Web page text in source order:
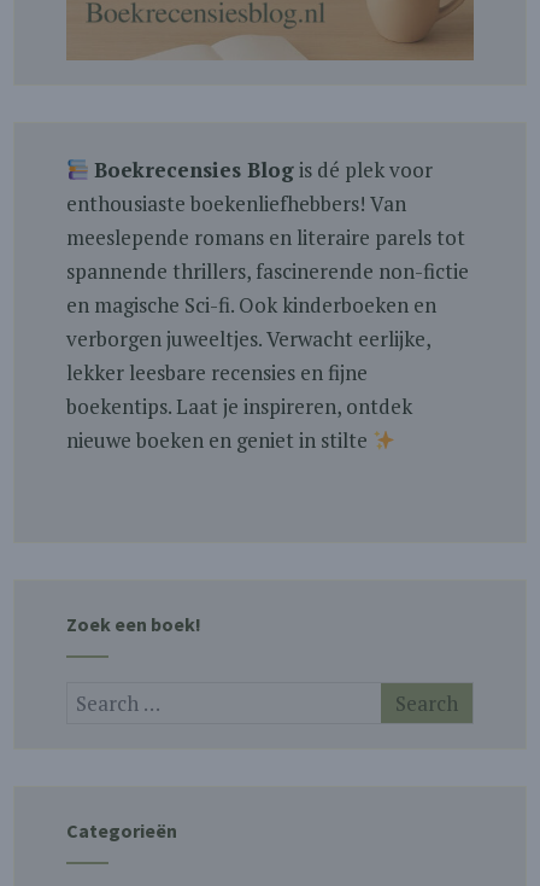
Boekrecensies Blogis dé plek voor
enthousiaste boekenliefhebbers! Van
meeslepende romans en literaire parels tot
spannende thrillers, fascinerende non-fictie
en magische Sci-fi. Ook kinderboeken en
verborgen juweeltjes. Verwacht eerlijke,
lekker leesbare recensies en fijne
boekentips. Laat je inspireren, ontdek
nieuwe boeken en geniet in stilte
Zoek een boek!
Categorieën